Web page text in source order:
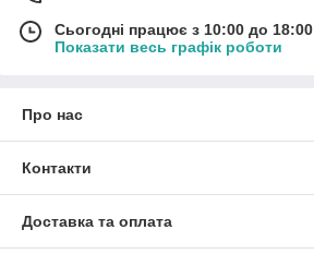
Сьогодні працює з 10:00 до 18:00
Показати весь графік роботи
Про нас
Контакти
Доставка та оплата